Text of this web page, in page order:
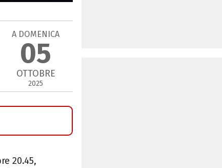
A DOMENICA
05
OTTOBRE
2025
20.45,